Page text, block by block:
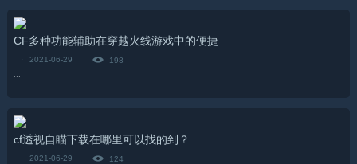
CF多种功能辅助在穿越火线游戏中的便捷
· 2021-06-29
198
cf透视自瞄下载在哪里可以找的到？
· 2021-06-29
124